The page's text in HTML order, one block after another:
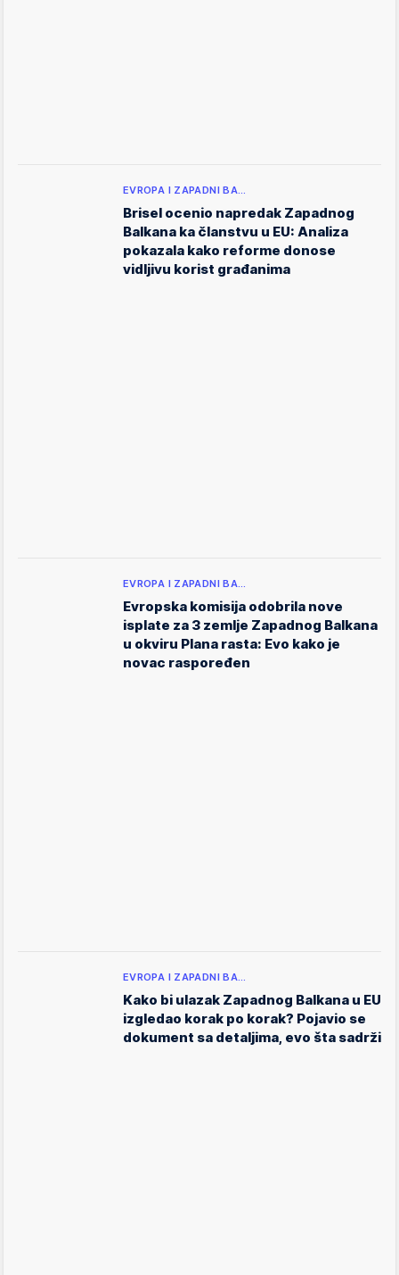
EVROPA I ZAPADNI BA…
Brisel ocenio napredak Zapadnog
Balkana ka članstvu u EU: Analiza
pokazala kako reforme donose
vidljivu korist građanima
EVROPA I ZAPADNI BA…
Evropska komisija odobrila nove
isplate za 3 zemlje Zapadnog Balkana
u okviru Plana rasta: Evo kako je
novac raspoređen
EVROPA I ZAPADNI BA…
Kako bi ulazak Zapadnog Balkana u EU
izgledao korak po korak? Pojavio se
dokument sa detaljima, evo šta sadrži